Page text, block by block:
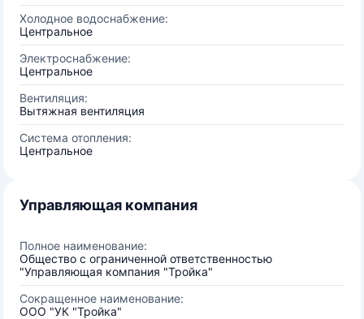
Холодное водоснабжение:
Центральное
Электроснабжение:
Центральное
Вентиляция:
Вытяжная вентиляция
Система отопления:
Центральное
Управляющая компания
Полное наименование:
Общество с ограниченной ответственностью
"Управляющая компания "Тройка"
Сокращенное наименование:
ООО "УК "Тройка"